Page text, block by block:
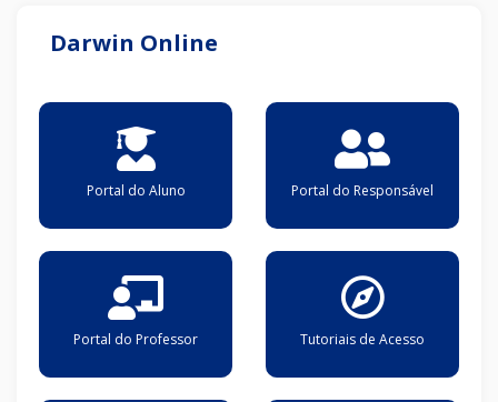
Darwin Online
Portal do Aluno Portal do Responsável
Portal do Professor Tutoriais de Acesso